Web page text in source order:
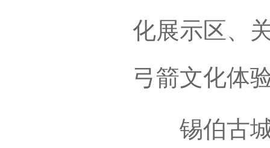
化展示区、
弓箭文化体
锡伯古城